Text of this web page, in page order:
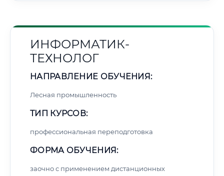
ИНФОРМАТИК-
ТЕХНОЛОГ
НАПРАВЛЕНИЕ ОБУЧЕНИЯ:
Лесная промышленность
ТИП КУРСОВ:
профессиональная переподготовка
ФОРМА ОБУЧЕНИЯ:
заочно с применением дистанционных